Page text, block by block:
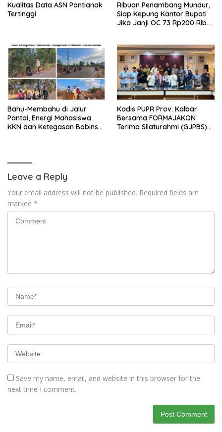
Kualitas Data ASN Pontianak
Tertinggi
Ribuan Penambang Mundur,
Siap Kepung Kantor Bupati
Jika Janji OC 73 Rp200 Ribu
Bahu-Membahu di Jalur
Pantai, Energi Mahasiswa
KKN dan Ketegasan Babinsa
Kadis PUPR Prov. Kalbar
Bersama FORMAJAKON
Terima Silaturahmi (GJPBS)
Leave a Reply
Your email address will not be published. Required fields are
marked *
Save my name, email, and website in this browser for the
next time I comment.